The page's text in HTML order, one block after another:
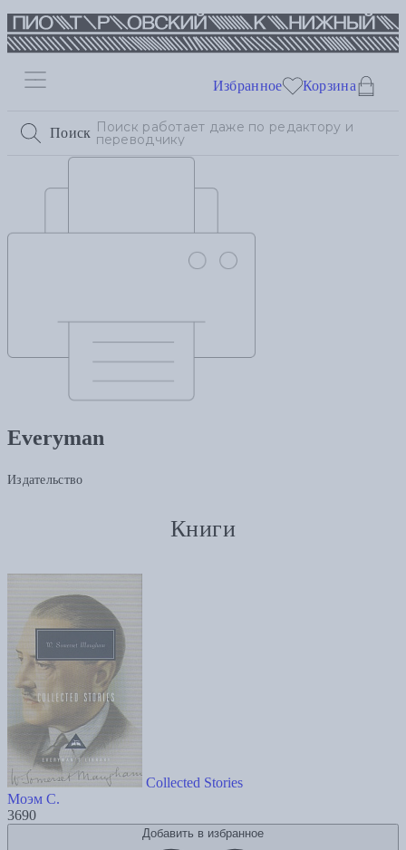
Поиск
Избранное Корзина
Everyman
Издательство
Книги
Collected Stories
Моэм С.
3690
Добавить в избранное